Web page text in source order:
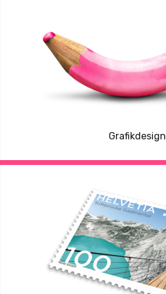
Grafikdesign